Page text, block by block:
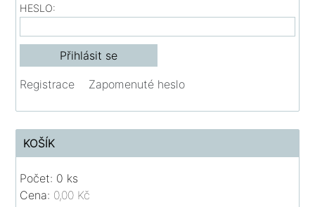
HESLO:
Registrace Zapomenuté heslo
KOŠÍK
Počet: 0 ks
Cena: 0,00 Kč